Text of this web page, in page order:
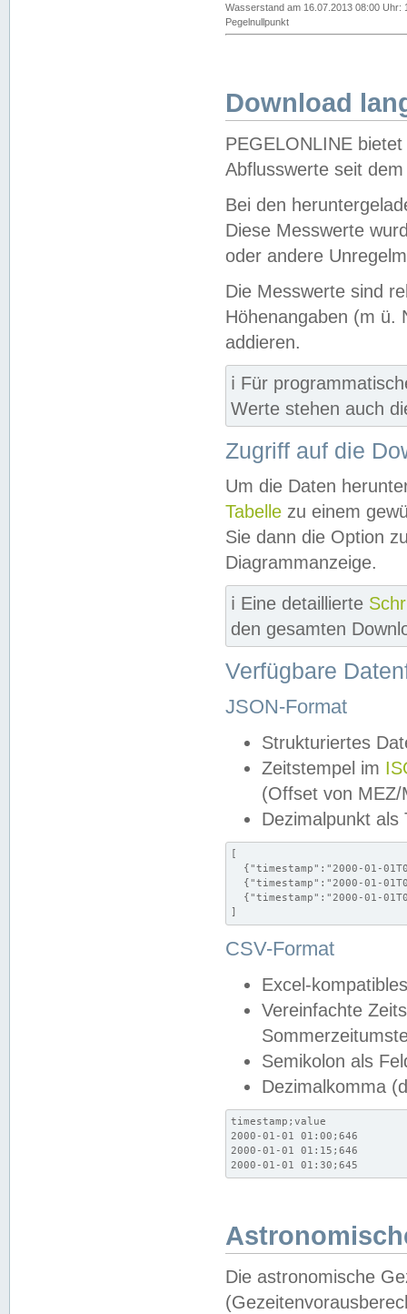
Wasserstand am 16.07.2013 08:00 Uhr:
Pegelnullpunkt
Download
PEGELONLINE
Abflusswerte seit
Bei den
Diese Messwerte
oder andere
Die Messwerte sind
Höhenangaben (m ü.
addieren.
ℹ️ Für
Werte stehen auch
Zugriff auf die
Um die Daten
Tabelle zu einem
Sie dann die Option
Diagrammanzeige.
ℹ️ Eine detaillierte
den gesamten
Verfügbare
JSON-Format
Strukturiertes
Zeitstempel im
(Offset von MEZ/
Dezimalpunkt als
[
{"timestamp":"2000-01-
{"timestamp":"2000-01-
{"timestamp":"2000-01-
]
CSV-Format
Excel-
Vereinfachte
Semikolon als
Dezimalkomma
timestamp;value
2000-01-01 01:00;646
2000-01-01 01:15;646
2000-01-01 01:30;645
Die astronomische